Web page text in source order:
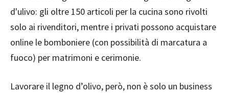
d'ulivo: gli oltre 150 articoli per la cucina sono rivolti
solo ai rivenditori, mentre i privati possono acquistare
online le bomboniere (con possibilità di marcatura a
fuoco) per matrimoni e cerimonie.
Lavorare il legno d’olivo, però, non è solo un business